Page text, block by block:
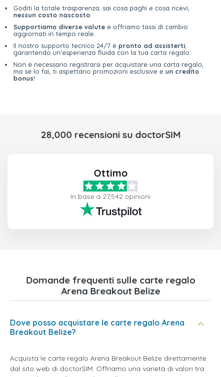
Goditi la totale trasparenza; sai cosa paghi e cosa ricevi,
nessun costo nascosto
Supportiamo diverse valute e offriamo tassi di cambio
aggiornati in tempo reale.
Il nostro supporto tecnico 24/7 è pronto ad assisterti
garantendo un'esperienza fluida con la tua carta regalo.
Non è necessario registrarsi per acquistare una carta regalo,
ma se lo fai, ti aspettano promozioni esclusive e un credito
bonus!
28,000 recensioni su doctorSIM
Ottimo
In base a 27,542 opinioni
Domande frequenti sulle carte regalo
Arena Breakout Belize
Dove posso acquistare le carte regalo Arena
Breakout Belize?
Acquista le carte regalo Arena Breakout Belize direttamente
dal sito web di doctorSIM. Offriamo una varietà di valori tra